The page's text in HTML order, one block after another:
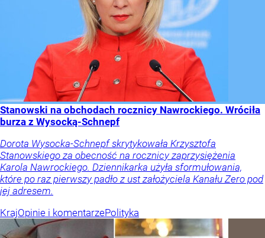
Stanowski na obchodach rocznicy Nawrockiego. Wróciła
burza z Wysocką-Schnepf
Dorota Wysocka-Schnepf skrytykowała Krzysztofa
Stanowskiego za obecność na rocznicy zaprzysiężenia
Karola Nawrockiego. Dziennikarka użyła sformułowania,
które po raz pierwszy padło z ust założyciela Kanału Zero pod
jej adresem.
KrajOpinie i komentarzePolityka